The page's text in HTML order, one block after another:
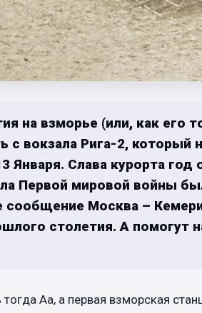
на взморье (или, как его
с вокзала Рига-2, который
Января. Слава курорта год
Первой мировой войны
Москва –
столетия. А помогут
Аа, а первая взморская